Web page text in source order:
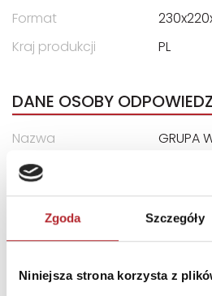
Zgoda Szczegóły
Niniejsza strona korzysta z
Format
Kraj produkcji
PL
DANE OSOBY
Nazwa
GRUPA
ul.
Miasto
Gdańsk